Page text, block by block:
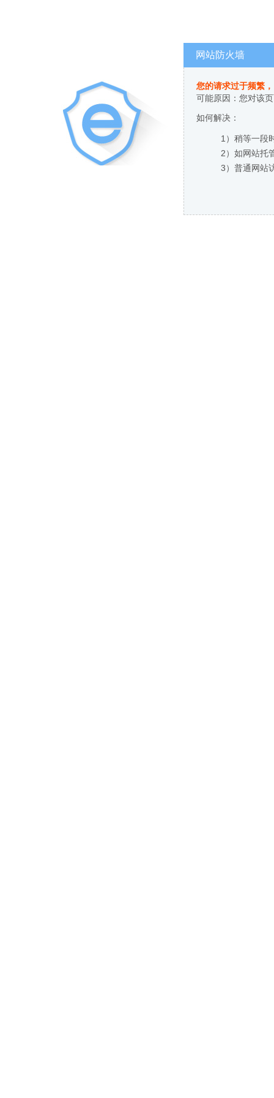
网站防火墙
您的请求过于频繁
可能原因：您对该
如何解决：
1）稍等一段
2）如网站托
3）普通网站